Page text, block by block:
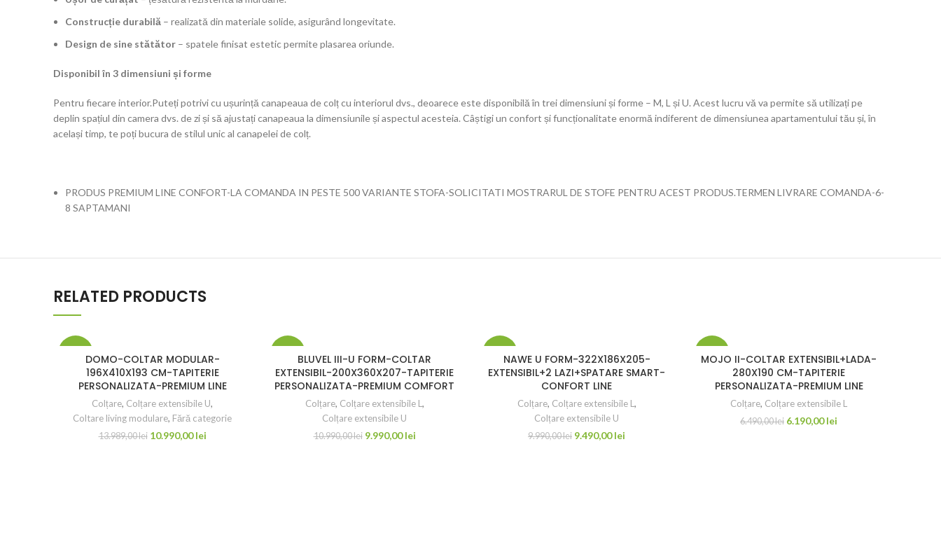
Construcție durabilă – realizată din materiale solide, asigurând longevitate.
Design de sine stătător – spatele finisat estetic permite plasarea oriunde.
Disponibil în 3 dimensiuni și forme
Pentru fiecare interior.Puteți potrivi cu ușurință canapeaua de colț cu interiorul dvs., deoarece este disponibilă în trei dimensiuni și forme – M, L și U. Acest lucru vă va permite să utilizați pe
deplin spațiul din camera dvs. de zi și să ajustați canapeaua la dimensiunile și aspectul acesteia. Câștigi un confort și funcționalitate enormă indiferent de dimensiunea apartamentului tău și, în
același timp, te poți bucura de stilul unic al canapelei de colț.
PRODUS PREMIUM LINE CONFORT-LA COMANDA IN PESTE 500 VARIANTE STOFA-SOLICITATI MOSTRARUL DE STOFE PENTRU ACEST PRODUS.TERMEN LIVRARE COMANDA-6-
8 SAPTAMANI
RELATED PRODUCTS
DOMO-COLTAR MODULAR-
196X410X193 CM-TAPITERIE
PERSONALIZATA-PREMIUM LINE
Colțare, Colțare extensibile U,
Coltare living modulare, Fără categorie
13.989,00lei 10.990,00lei
BLUVEL III-U FORM-COLTAR
EXTENSIBIL-200X360X207-TAPITERIE
PERSONALIZATA-PREMIUM COMFORT
Colțare, Colțare extensibile L ,
Colțare extensibile U
10.990,00lei 9.990,00lei
NAWE U FORM-322X186X205-
EXTENSIBIL+2 LAZI+SPATARE SMART-
CONFORT LINE
Colțare, Colțare extensibile L ,
Colțare extensibile U
9.990,00lei 9.490,00lei
MOJO II-COLTAR EXTENSIBIL+LADA-
280X190 CM-TAPITERIE
PERSONALIZATA-PREMIUM LINE
Colțare, Colțare extensibile L
6.490,00lei 6.190,00lei